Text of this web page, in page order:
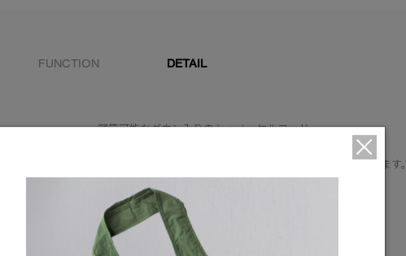
FUNCTION DETAIL
調節可能なダウン入りのシュノーケルフード。
2WAYジッパーを調節することで、可動域と通気性を確保します。
スエード調のトリコット素材のチンガードはソフトな肌触り
。リブニットの袖口で熱を閉じ込めます。